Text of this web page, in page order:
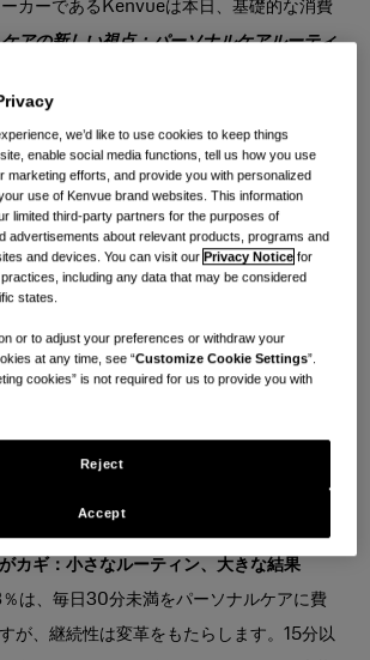
カーであるKenvueは本日、基礎的な消費
ケアの新しい視点：パーソナルケアルーティ
ーイングへの影響、そして今日のケアを形
した。
の主な調査結果は、
からダウンロードできま
再定義：ヘルスコネクション
者の88%が、パーソナルケアルーティン
る外見ではなく、全体的なウェルビーイン
ツールとして見る方向へのシフトを強調して
カギ：小さなルーティン、大きな結果
は、毎日30分未満をパーソナルケアに費
が、継続性は変革をもたらします。15分以
we’d like to use cookies to keep things
enable social media functions, tell us how you use
marketing efforts, and provide you with personalized
use of Kenvue brand websites. This information
limited third-party partners for the purposes of
advertisements about relevant products, programs and
and devices. You can visit ourPrivacy Notice for
including any data that may be considered
states.
or to adjust your preferences or withdraw your
at any time, see “Customize Cookie Settings”.
cookies” is not required for us to provide you with
Reject
Accept